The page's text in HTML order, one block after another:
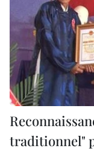
traditionnel"